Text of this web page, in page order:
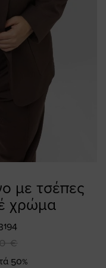
με τσέπες
χρώμα
€
50%